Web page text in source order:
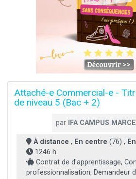
Attaché-e Commercial-e -
de niveau 5 (Bac + 2)
par IFA CAMPUS
À distance , En centre (76) ,
1246 h
Contrat de d'apprentissage,
professionnalisation, Demandeur